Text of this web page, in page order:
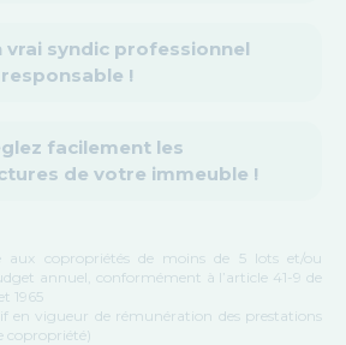
vrai syndic professionnel
!
facilement les
de votre immeuble !
aux copropriétés de moins de 5 lots et/ou
annuel, conformément à l’article 41-9 de
1965
en vigueur de rémunération des prestations
copropriété)